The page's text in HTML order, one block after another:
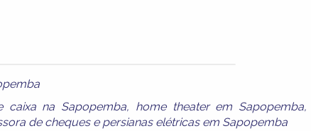
caixa na Sapopemba, home theater em Sapopemba,
de chequese persianas elétricas em Sapopemba